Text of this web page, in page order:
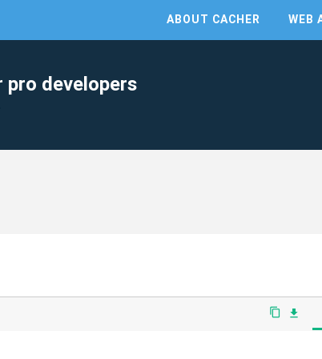
ABOUT CACHER WEB
pro developers
content_copy file_download